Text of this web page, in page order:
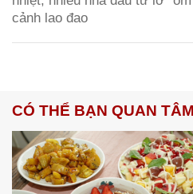
cảnh lao đao
CÓ THỂ BẠN QUAN TÂM